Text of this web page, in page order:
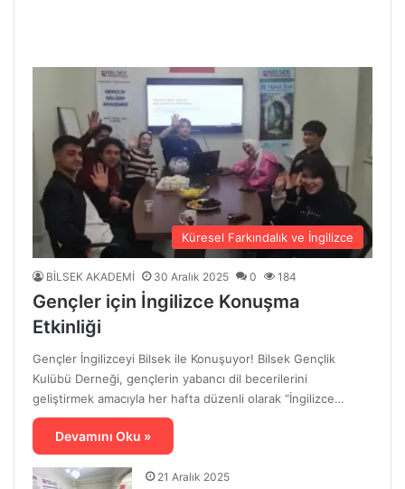
Küresel Farkındalık ve İngilizce
BİLSEK AKADEMİ 30 Aralık 2025 0 184
Gençler için İngilizce Konuşma
Etkinliği
Gençler İngilizceyi Bilsek ile Konuşuyor! Bilsek Gençlik
Kulübü Derneği, gençlerin yabancı dil becerilerini
geliştirmek amacıyla her hafta düzenli olarak “İngilizce…
Devamını Oku »
21 Aralık 2025